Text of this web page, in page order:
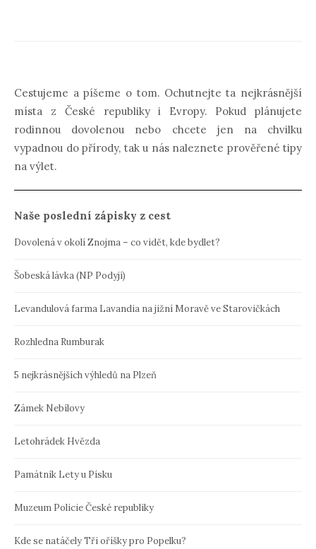
Cestujeme a píšeme o tom. Ochutnejte ta nejkrásnější
místa z České republiky i Evropy. Pokud plánujete
rodinnou dovolenou nebo chcete jen na chvilku
vypadnou do přírody, tak u nás naleznete prověřené tipy
na výlet.
Naše poslední zápisky z cest
Dovolená v okolí Znojma – co vidět, kde bydlet?
Šobeská lávka (NP Podyjí)
Levandulová farma Lavandia na jižní Moravě ve Starovičkách
Rozhledna Rumburak
5 nejkrásnějších výhledů na Plzeň
Zámek Nebílovy
Letohrádek Hvězda
Památník Lety u Písku
Muzeum Policie České republiky
Kde se natáčely Tři oříšky pro Popelku?